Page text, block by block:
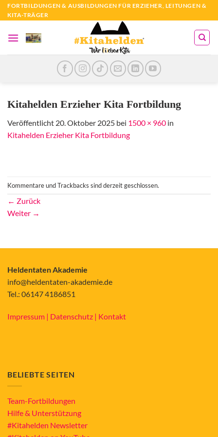
Zum
Inhalt
FORTBILDUNGEN & AUSBILDUNGEN FÜR ERZIEHER, LEITUNGEN &
KITA-TRÄGER
Kitahelden Erzieher Kita Fortbildung
Veröffentlicht 20. Oktober 2025 bei 1500 × 960 in
Kitahelden Erzieher Kita Fortbildung
Kommentare und Trackbacks sind derzeit geschlossen.
← Zurück
Weiter →
Heldentaten Akademie
info@heldentaten-akademie.de
Tel.: 06147 4186851
Impressum | Datenschutz | Kontakt
BELIEBTE SEITEN
Team-Fortbildungen
Hilfe & Unterstützung
#Kitahelden Newsletter